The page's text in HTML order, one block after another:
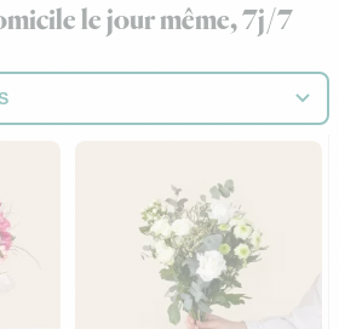
le jour même, 7j/7